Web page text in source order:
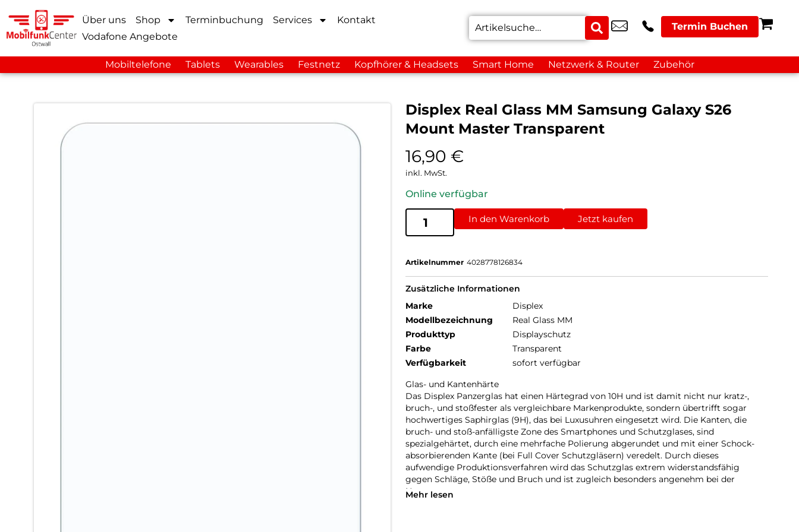
Über uns Shop Terminbuchung Services
Kontakt
Vodafone Angebote
Termin Buchen
Mobiltelefone Tablets Wearables Festnetz Kopfhörer & Headsets Smart Home Netzwerk & Router Zubehör
Displex Real Glass MM Samsung Galaxy S26
Mount Master Transparent
16,90 €
inkl. MwSt.
Online verfügbar
In den Warenkorb Jetzt kaufen
Artikelnummer 4028778126834
Zusätzliche Informationen
Marke
Displex
Modellbezeichnung
Real Glass MM
Produkttyp
Displayschutz
Farbe
Transparent
Verfügbarkeit
sofort verfügbar
Glas- und Kantenhärte
Das Displex Panzerglas hat einen Härtegrad von 10H und ist damit nicht nur kratz-,
bruch-, und stoßfester als vergleichbare Markenprodukte, sondern übertrifft sogar
hochwertiges Saphirglas (9H), das bei Luxusuhren eingesetzt wird. Die Kanten, die
bruch- und stoß-anfälligste Zone des Smartphones und Schutzglases, sind
spezialgehärtet, durch eine mehrfache Polierung abgerundet und mit einer Schock-
absorbierenden Kante (bei Full Cover Schutzgläsern) veredelt. Durch dieses
aufwendige Produktionsverfahren wird das Schutzglas extrem widerstandsfähig
gegen Schläge, Stöße und Bruch und ist zugleich besonders angenehm bei der
Nutzung.
Mehr lesen